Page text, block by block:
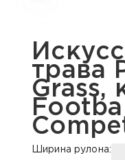
трава
Grass,
Ширина рулона: